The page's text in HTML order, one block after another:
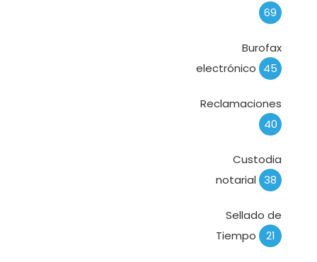
69
Burofax
electrónico 45
Reclamaciones
40
Custodia
notarial 38
Sellado de
Tiempo
21